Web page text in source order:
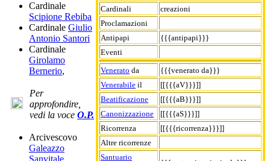
Cardinali
creazioni
Proclamazioni
Antipapi
{{{antipapi}}}
Eventi
Venerato da
{{{venerato da}}}
Venerabile il
[[{{{aV}}}]]
Beatificazione
[[{{{aB}}}]]
Canonizzazione
[[{{{aS}}}]]
Ricorrenza
[[{{{ricorrenza}}}]]
Altre ricorrenze
Santuario
Cardinale
Scipione Rebiba
Cardinale Giulio
Antonio Santori
Cardinale
Girolamo
Bernerio,
Per
approfondire,
vedi la voce O.P.
Arcivescovo
Galeazzo